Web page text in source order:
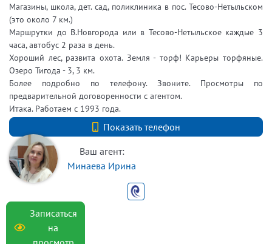
Магазины, школа, дет. сад, поликлиника в пос. Тесово-Нетыльском
(это около 7 км.)
Маршрутки до В.Новгорода или в Тесово-Нетыльское каждые 3
часа, автобус 2 раза в день.
Хороший лес, развита охота. Земля - торф! Карьеры торфяные.
Озеро Тигода - 3, 3 км.
Более подробно по телефону. Звоните. Просмотры по
предварительной договоренности с агентом.
Итака. Работаем с 1993 года.
Показать телефон
+79819806137
Ваш агент:
Минаева Ирина
Записаться
на